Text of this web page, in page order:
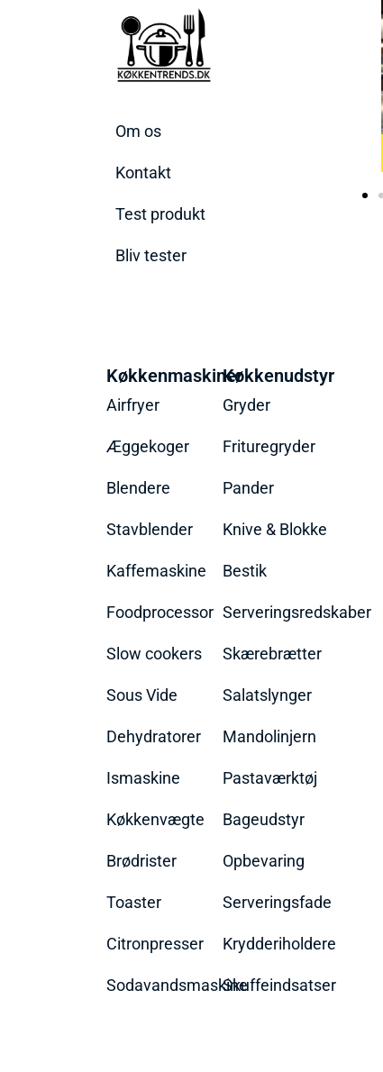
Om os
Kontakt
Test produkt
Bliv tester
Køkkenmaskiner
Airfryer
Æggekoger
Blendere
Stavblender
Kaffemaskine
Foodprocessor
Slow cookers
Sous Vide
Dehydratorer
Ismaskine
Køkkenvægte
Brødrister
Toaster
Citronpresser
Sodavandsmaskine
Køkkenudstyr
Gryder
Frituregryder
Pander
Knive & Blokke
Bestik
Serveringsredskaber
Skærebrætter
Salatslynger
Mandolinjern
Pastaværktøj
Bageudstyr
Opbevaring
Serveringsfade
Krydderiholdere
Skuffeindsatser